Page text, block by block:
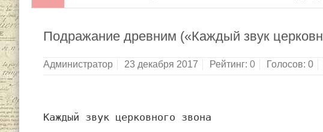
Подражание древним («Каждый звук
Администратор 23 декабря 2017 Рейтинг: 0 Голосов: 0
Каждый звук церковного звона